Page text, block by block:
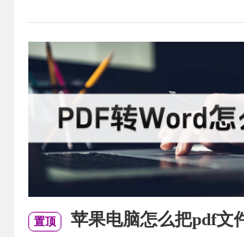
置顶
苹果电脑怎么把pdf文